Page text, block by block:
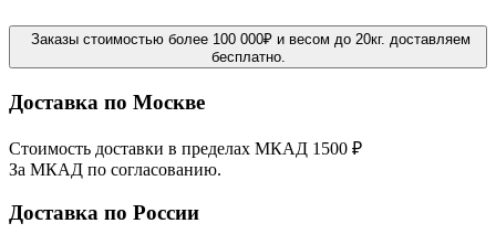
Заказы стоимостью более 100 000₽ и весом до 20кг. доставляем
бесплатно.
Доставка по Москве
Стоимость доставки в пределах МКАД 1500 ₽
За МКАД по согласованию.
Доставка по России